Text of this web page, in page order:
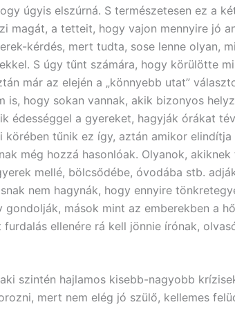
úgyis elszúrná. S természetesen ez a
magát, a tetteit, hogy vajon mennyire jó
kérdés, mert tudta, sose lenne olyan,
S úgy tűnt számára, hogy körülötte
már az elején a „könnyebb utat”
is, hogy sokan vannak, akik bizonyos
édességgel a gyereket, hagyják órákat
körében tűnik ez így, aztán amikor elindítja
még hozzá hasonlóak. Olyanok,
mellé, bölcsődébe, óvodába stb.
nem hagynák, hogy ennyire
gondolják, mások mint az emberekben a
ellenére rá kell jönnie írónak,
szintén hajlamos kisebb-nagyobb
mert nem elég jó szülő, kellemes